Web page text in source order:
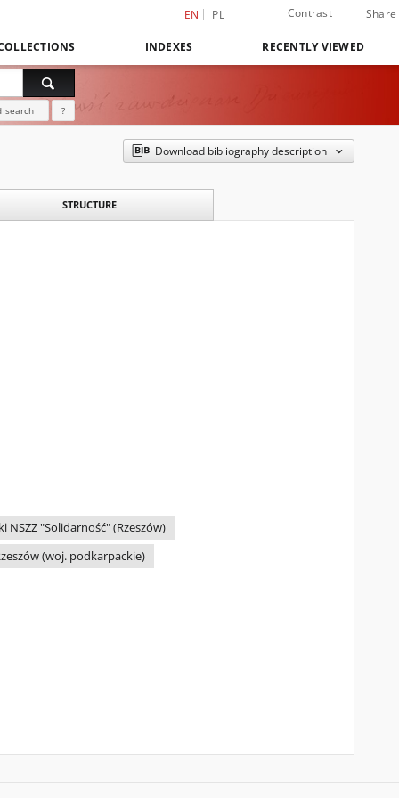
EN PL Contrast Share
INDEXES RECENTLY VIEWED
search ?
Download bibliography description
STRUCTURE
NSZZ "Solidarność" (Rzeszów)
(woj. podkarpackie)